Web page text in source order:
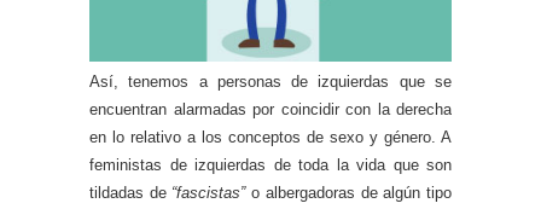
Así, tenemos a personas de izquierdas que se
encuentran alarmadas por coincidir con la derecha
en lo relativo a los conceptos de sexo y género. A
feministas de izquierdas de toda la vida que son
tildadas de “fascistas”o albergadoras de algún tipo